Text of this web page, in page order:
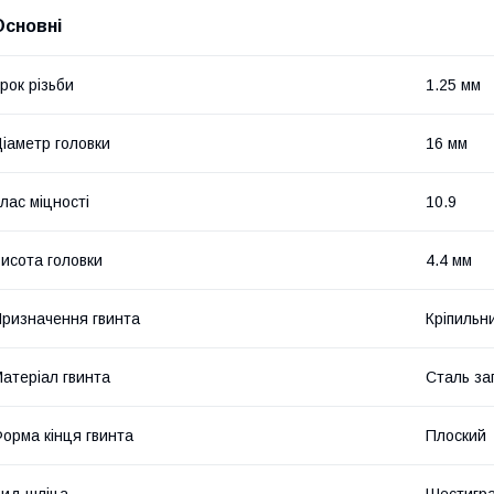
різьби 1.25 мм
головки 16 мм
міцності 10.9
головки 4.4 мм
гвинта
гвинта Сталь
кінця гвинта Плоский